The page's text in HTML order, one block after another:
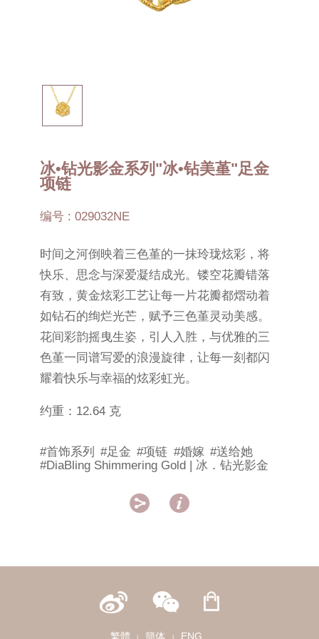
冰•钻光影金系列"冰•钻美堇"足金
项链
编号 : 029032NE
时间之河倒映着三色堇的一抹玲珑炫彩，将
快乐、思念与深爱凝结成光。镂空花瓣错落
有致，黄金炫彩工艺让每一片花瓣都熠动着
如钻石的绚烂光芒，赋予三色堇灵动美感。
花间彩韵摇曳生姿，引人入胜，与优雅的三
色堇一同谱写爱的浪漫旋律，让每一刻都闪
耀着快乐与幸福的炫彩虹光。
约重：12.64 克
#首饰系列 #足金 #项链 #婚嫁 #送给她
#DiaBling Shimmering Gold | 冰．钻光影金
 
繁體 簡体 ENG